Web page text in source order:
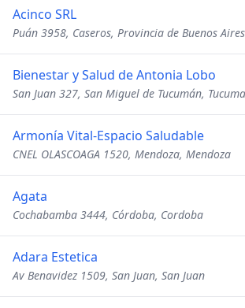
Acinco SRL
Puán 3958, Caseros, Provincia de Buenos Aires
Bienestar y Salud de Antonia Lobo
San Juan 327, San Miguel de Tucumán,
Armonía Vital-Espacio Saludable
CNEL OLASCOAGA 1520, Mendoza, Mendoza
Agata
Cochabamba 3444, Córdoba, Cordoba
Adara Estetica
Av Benavidez 1509, San Juan, San Juan